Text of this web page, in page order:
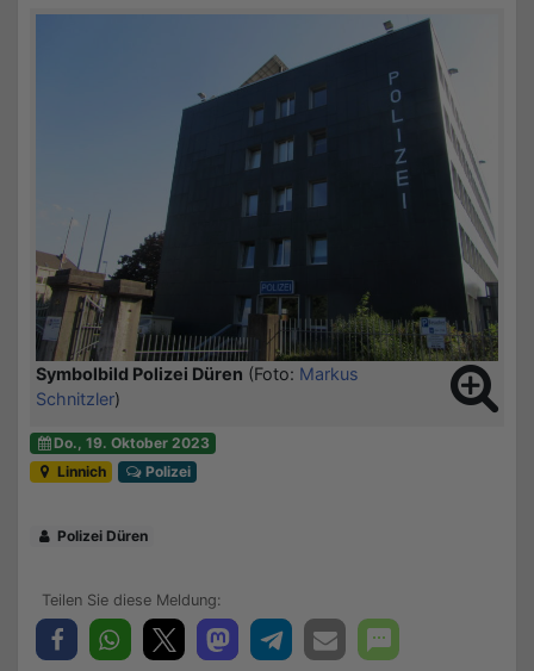
Symbolbild Polizei Düren (Foto: Markus
Schnitzler)
Do., 19. Oktober 2023
Linnich
Polizei
Polizei Düren